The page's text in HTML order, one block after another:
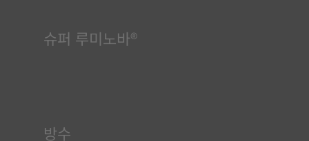
슈퍼 루미노바®
방수